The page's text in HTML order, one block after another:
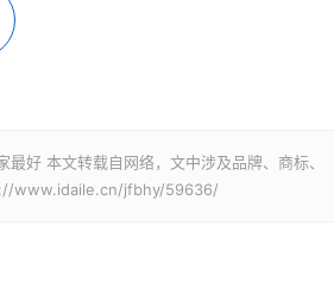
好 本文转载自网络，文中涉及品牌、商标、
www.idaile.cn/jfbhy/59636/